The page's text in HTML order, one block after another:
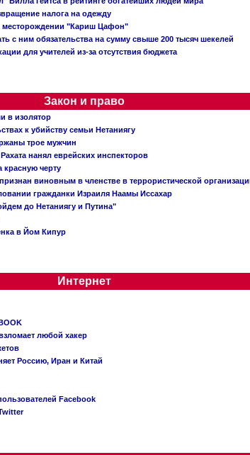
налога на одежду
месторождении "Кариш Цафон"
с ним обязательства на сумму свыше 200 тысяч шекелей
для учителей из-за отсутствия бюджета
Закон и право
в изолятор
к убийству семьи Нетаниягу
трое мужчин
нанял еврейских инспекторов
красную черту
виновным в членстве в террористической
гражданки Израиля Наамы Иссахар
до Нетаниягу и Путина"
в Йом Кипур
Интернет
любой хакер
Россию, Иран и Китай
Facebook